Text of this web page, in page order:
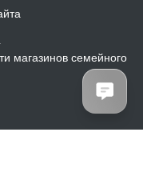
магазинов семейного